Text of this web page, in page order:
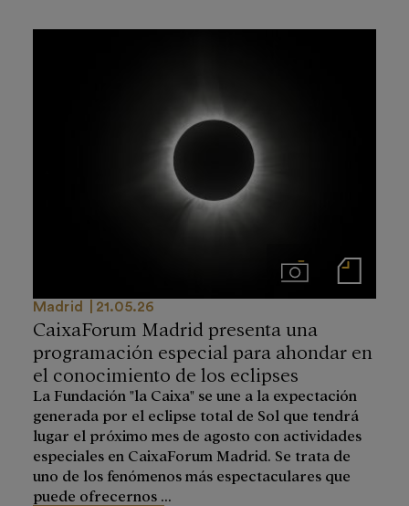
ImágenesNotas de prensa
Madrid 21.05.26
CaixaForum Madrid presenta una
programación especial para ahondar en
el conocimiento de los eclipses
La Fundación "la Caixa" se une a la expectación
generada por el eclipse total de Sol que tendrá
lugar el próximo mes de agosto con actividades
especiales en CaixaForum Madrid. Se trata de
uno de los fenómenos más espectaculares que
puede ofrecernos ...